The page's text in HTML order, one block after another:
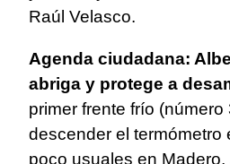
Raúl Velasco.
Agenda ciudadana:
abriga y protege a
primer frente frío (número
descender el termómetro
poco usuales en Madero,